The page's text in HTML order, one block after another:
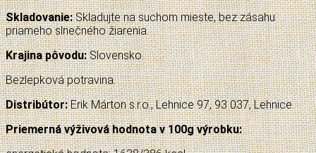
Skladovanie:Skladujte na suchom mieste, bez zásahu
priameho slnečného žiarenia.
Krajina pôvodu:Slovensko.
Bezlepková potravina.
Distribútor:Erik Márton s.r.o., Lehnice 97, 93 037, Lehnice.
Priemerná výživová hodnota v 100g výrobku: